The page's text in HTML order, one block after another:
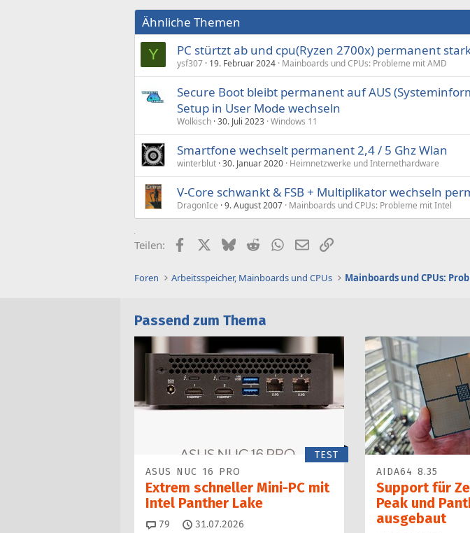
Ähnliche Themen
Y PC stürtzt ab und cpu(Ryzen 2700x) permanent
ysf307 19. Februar 2024 Mainboards und CPUs: Probleme mit AMD
Secure Boot bleibt permanent auf AUS
Setup in User Mode wechseln
Wolkisch 30. Juli 2023 Windows 11
Smartfone wechselt permanent 2,4 / 5 Ghz Wlan
winterblut 30. Januar 2020 Heimnetzwerke und Internethardware
V-Core schwankt & FSB + Multiplikator wechseln
DragonIce 9. August 2007 Mainboards und CPUs: Probleme mit Intel
Teilen: FacebookX (Twitter)
BlueskyRedditWhatsApp
E-MailLink
Foren Arbeitsspeicher, Mainboards und CPUs Mainboards und CPUs:
Passend zum Thema
TEST
ASUS NUC 16 PRO
Extrem schneller Mini-PC mit
Intel Panther Lake
79 Kommentare
31.07.2026
AIDA64 8.35
Support für
Peak und
ausgebaut